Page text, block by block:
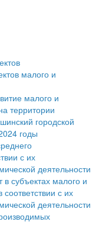
округа
учтенных
малого и
малого и
малого и
малого и
территории
городской
годы
с их
деятельности
субъектах малого и
с их
деятельности